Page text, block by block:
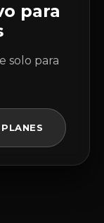
para
solo para